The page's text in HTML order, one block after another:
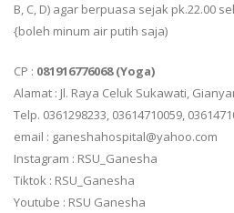
B, C, D) agar berpuasa sejak pk.22.00
{boleh minum air putih saja)
CP : 081916776068 (Yoga)
Alamat : Jl. Raya Celuk Sukawati,
Telp. 0361298233, 03614710059,
email : ganeshahospital@yahoo.com
Instagram : RSU_Ganesha
Tiktok : RSU_Ganesha
Youtube : RSU Ganesha